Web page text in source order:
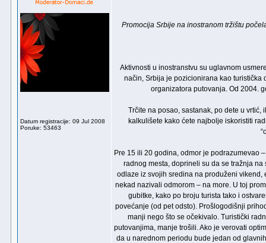
Datum registracije: 09 Jul 2008
Poruke: 53463
Promocija Srbije na inostranom tržištu
Aktivnosti u inostranstvu su uglavnom
način, Srbija je pozicionirana kao turistička
organizatora putovanja. Od 2004.
Trčite na posao, sastanak, po dete u
kalkulišete kako ćete najbolje iskoristiti
Pre 15 ili 20 godina, odmor je podrazumevao
radnog mesta, doprineli su da se tražnja
odlaze iz svojih sredina na produženi
nekad nazivali odmorom – na more. U toj
gubitke, kako po broju turista tako i
povećanje (od pet odsto). Prošlogodišnji
manji nego što se očekivalo. Turistički
putovanjima, manje trošili. Ako je verovati
da u narednom periodu bude jedan od